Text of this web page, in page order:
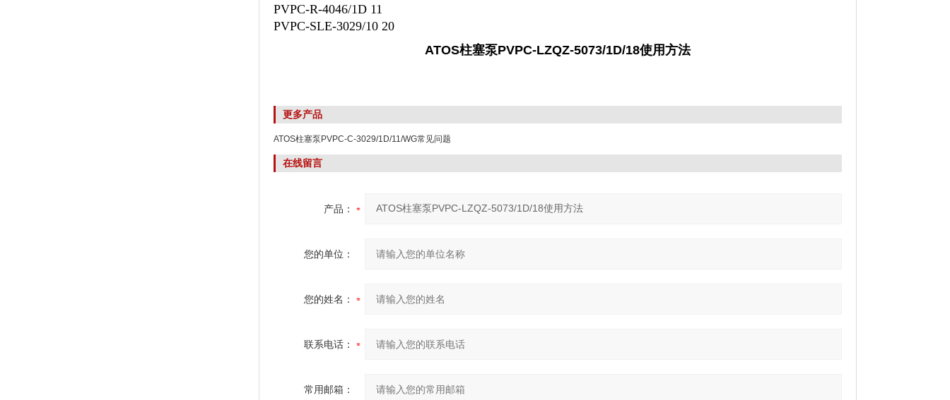
PVPC-R-4046/1D 11
PVPC-SLE-3029/10 20
ATOS柱塞泵PVPC-LZQZ-5073/1D/18使用方法
更多产品
ATOS柱塞泵PVPC-C-3029/1D/11/WG常见问题
在线留言
产品：
您的单位：
您的姓名：
联系电话：
常用邮箱：